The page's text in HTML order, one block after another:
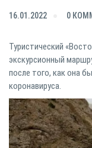
16.01.2022 0
Туристический
экскурсионный
после того, как она
коронавируса.